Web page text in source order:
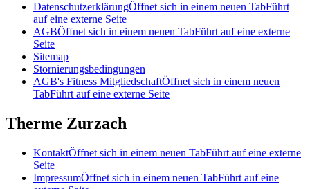
DatenschutzerklärungÖffnet sich in einem neuen TabFührt
auf eine externe Seite
AGBÖffnet sich in einem neuen TabFührt auf eine externe
Seite
Sitemap
Stornierungsbedingungen
AGB's Fitness MitgliedschaftÖffnet sich in einem neuen
TabFührt auf eine externe Seite
Therme Zurzach
KontaktÖffnet sich in einem neuen TabFührt auf eine externe
Seite
ImpressumÖffnet sich in einem neuen TabFührt auf eine